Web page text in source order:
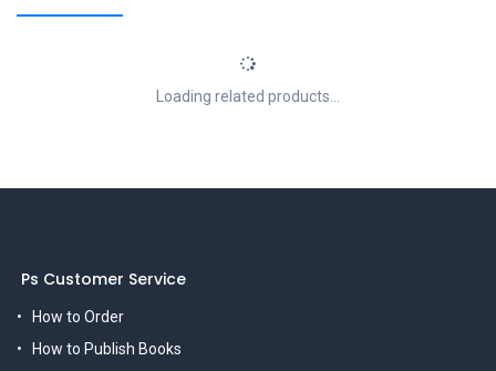
Loading related products...
Ps Customer Service
How to Order
How to Publish Books